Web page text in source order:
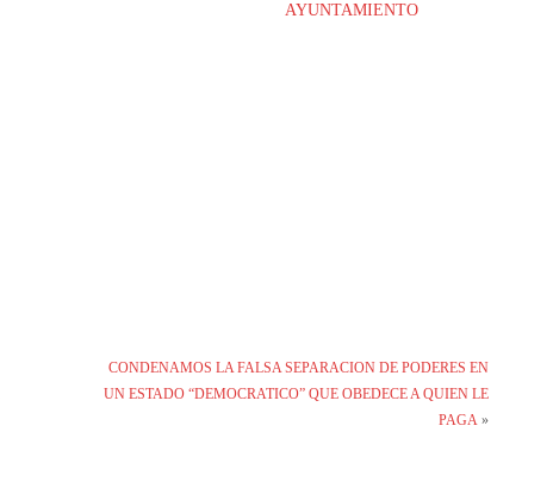
AYUNTAMIENTO
CONDENAMOS LA FALSA SEPARACION DE PODERES EN
UN ESTADO “DEMOCRATICO” QUE OBEDECE A QUIEN LE
PAGA »